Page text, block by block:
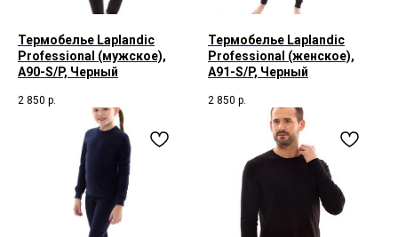
Термобелье Laplandic
Professional (мужское),
A90-S/P, Черный
2 850 р.
Термобелье Laplandic
Professional (женское),
A91-S/P, Черный
2 850 р.